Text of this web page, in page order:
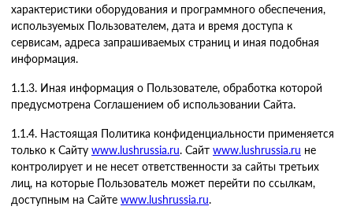
характеристики оборудования и программного обеспечения,
используемых Пользователем, дата и время доступа к
сервисам, адреса запрашиваемых страниц и иная подобная
информация.
1.1.3. Иная информация о Пользователе, обработка которой
предусмотрена Соглашением об использовании Сайта.
1.1.4. Настоящая Политика конфиденциальности применяется
только к Сайту www.lushrussia.ru. Сайт www.lushrussia.ru не
контролирует и не несет ответственности за сайты третьих
лиц, на которые Пользователь может перейти по ссылкам,
доступным на Сайте www.lushrussia.ru.